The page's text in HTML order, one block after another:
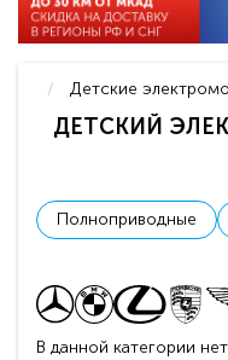
Детские
ДЕТСКИЙ
Полноприводные
В данной категории